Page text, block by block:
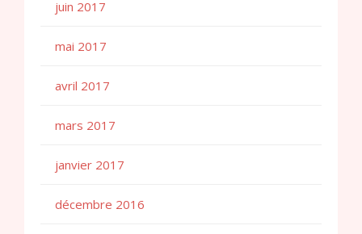
juin 2017
mai 2017
avril 2017
mars 2017
janvier 2017
décembre 2016